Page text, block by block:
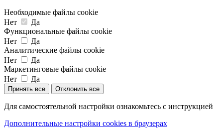
Необходимые файлы cookie
Нет
Да
Функциональные файлы cookie
Нет
Да
Аналитические файлы cookie
Нет
Да
Маркетинговые файлы cookie
Нет
Да
Принять все Отклонить все
Для самостоятельной настройки ознакомьтесь с инструкцией
Дополнительные настройки cookies в браузерах